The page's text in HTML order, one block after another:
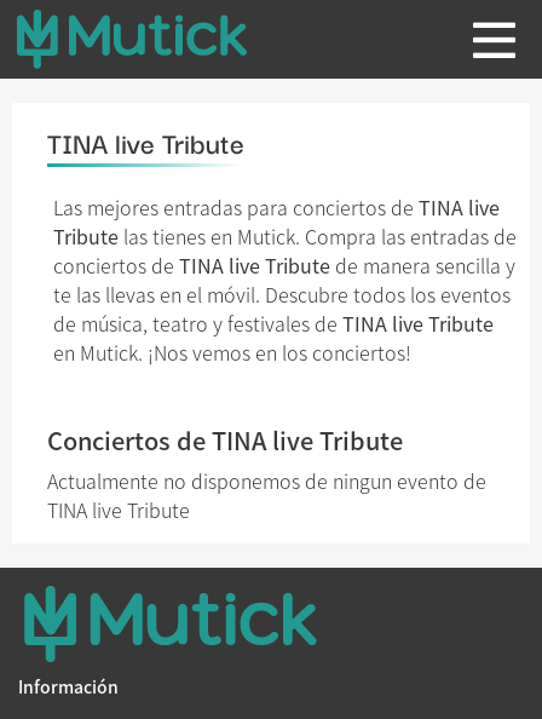
TINA live Tribute
Las mejores entradas para conciertos de TINA live
Tribute las tienes en Mutick. Compra las entradas de
conciertos de TINA live Tribute de manera sencilla y
te las llevas en el móvil. Descubre todos los eventos
de música, teatro y festivales de TINA live Tribute
en Mutick. ¡Nos vemos en los conciertos!
Conciertos de TINA live Tribute
Actualmente no disponemos de ningun evento de
TINA live Tribute
Información